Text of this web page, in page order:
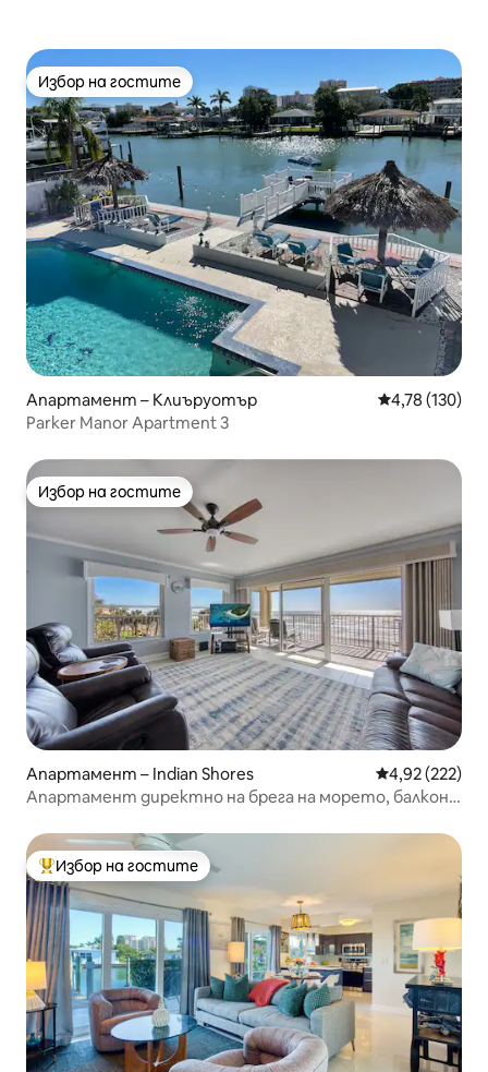
Избор на гостите
Избор на гостите
Апартамент – Клиъруотър Средна
4,78 (130)
Parker Manor Apartment 3
Избор на гостите
Избор на гостите
Апартамент – Indian Shores Средна
4,92 (222)
Апартамент директно на брега на морето, балкон с
Най-популярен избор на гостите
Избор на гостите